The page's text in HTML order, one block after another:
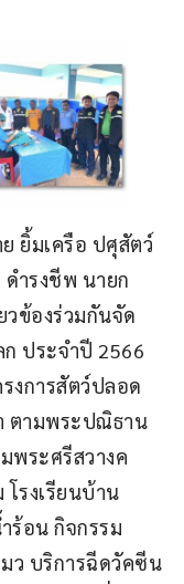
ยิ้มเครือ ปศุสัตว์
ำรงชีพ นายก
ข้องร่วมกันจัด
ประจำปี 2566
งการสัตว์ปลอด
ตามพระปณิธาน
พระศรีสวางค
รงเรียนบ้าน
ร้อน กิจกรรม
ว บริการฉีดวัคซีน